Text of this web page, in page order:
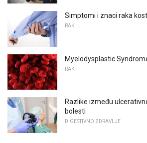
Simptomi i znaci raka
RAK
Myelodysplastic
RAK
Razlike između
bolesti
DIGESTIVNO ZDRAVLJE